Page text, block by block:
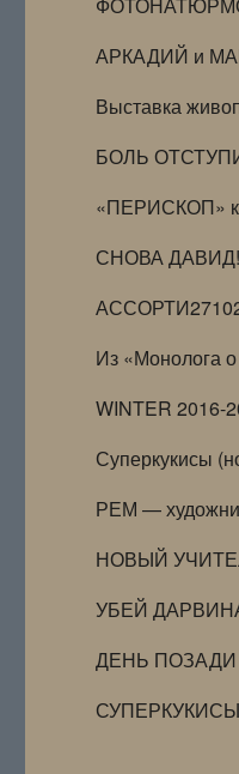
АРКАДИЙ и
Выставка
БОЛЬ
«ПЕРИСКОП»
СНОВА ДАВИД!
Из «Монолога о
WINTER 2016-
Суперкукисы
РЕМ —
НОВЫЙ
УБЕЙ
ДЕНЬ ПОЗАДИ
СУПЕРКУКИСЫ-